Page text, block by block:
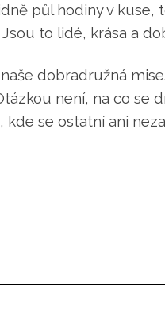
půl hodiny v
to lidé, krása a
dobradružná
není, na co se
se ostatní ani